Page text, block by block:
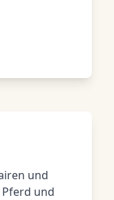
und
und